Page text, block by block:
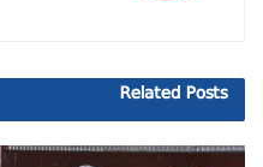
Related Posts